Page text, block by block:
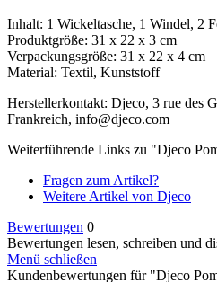
Inhalt: 1 Wickeltasche, 1 Windel, 2
Produktgröße: 31 x 22 x 3 cm
Verpackungsgröße: 31 x 22 x 4 cm
Material: Textil, Kunststoff
Herstellerkontakt: Djeco, 3 rue des
Frankreich, info@djeco.com
Weiterführende Links zu "Djeco
Fragen zum Artikel?
Weitere Artikel von Djeco
Bewertungen 0
Bewertungen lesen, schreiben und
Menü schließen
Kundenbewertungen für "Djeco